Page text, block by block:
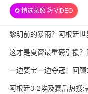
✪ 精选录像 ㉔ VIDEO
黎明前的暴雨？阿根廷世
这才是夏窗最重磅引援？
一边耍宝一边夺冠！回顾
阿根廷3-2埃及赛后热搜